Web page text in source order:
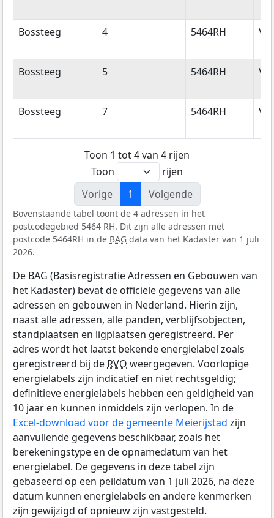
Bossteeg 4 5464RH
Bossteeg 5 5464RH
Bossteeg 7 5464RH
Toon 1 tot 4 van 4 rijen
Toon
rijen
Vorige
1 Volgende
Bovenstaande tabel toont de 4 adressen in het
postcodegebied 5464 RH. Dit zijn alle adressen met
postcode 5464RH in de BAG data van het Kadaster van 1 juli
2026.
De BAG (Basisregistratie Adressen en Gebouwen van
het Kadaster) bevat de officiële gegevens van alle
adressen en gebouwen in Nederland. Hierin zijn,
naast alle adressen, alle panden, verblijfsobjecten,
standplaatsen en ligplaatsen geregistreerd. Per
adres wordt het laatst bekende energielabel zoals
geregistreerd bij de RVO weergegeven. Voorlopige
energielabels zijn indicatief en niet rechtsgeldig;
definitieve energielabels hebben een geldigheid van
10 jaar en kunnen inmiddels zijn verlopen. In de
Excel-download voor de gemeente Meierijstad zijn
aanvullende gegevens beschikbaar, zoals het
berekeningstype en de opnamedatum van het
energielabel. De gegevens in deze tabel zijn
gebaseerd op een peildatum van 1 juli 2026, na deze
datum kunnen energielabels en andere kenmerken
zijn gewijzigd of opnieuw zijn vastgesteld.